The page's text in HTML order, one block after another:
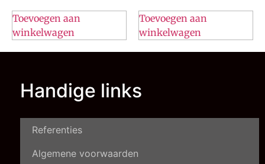
Toevoegen aan
winkelwagen
Toevoegen aan
winkelwagen
Handige links
Referenties
Algemene voorwaarden